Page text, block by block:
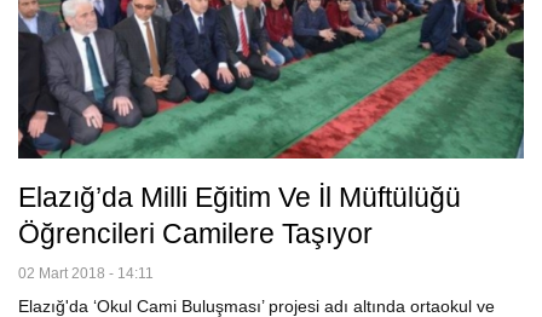
Elazığ’da Milli Eğitim Ve İl Müftülüğü
Öğrencileri Camilere Taşıyor
02 Mart 2018 - 14:11
Elazığ'da ‘Okul Cami Buluşması’ projesi adı altında ortaokul ve